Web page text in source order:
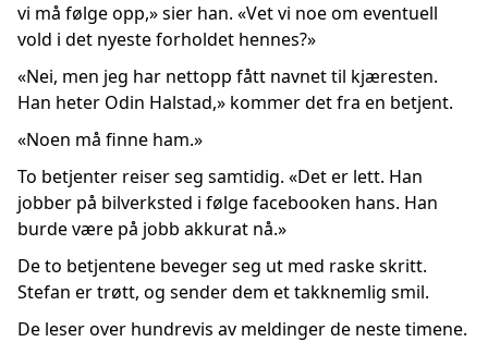
vi må følge opp,» sier han. «Vet vi noe om eventuell
vold i det nyeste forholdet hennes?»
«Nei, men jeg har nettopp fått navnet til kjæresten.
Han heter Odin Halstad,» kommer det fra en betjent.
«Noen må finne ham.»
To betjenter reiser seg samtidig. «Det er lett. Han
jobber på bilverksted i følge facebooken hans. Han
burde være på jobb akkurat nå.»
De to betjentene beveger seg ut med raske skritt.
Stefan er trøtt, og sender dem et takknemlig smil.
De leser over hundrevis av meldinger de neste timene.